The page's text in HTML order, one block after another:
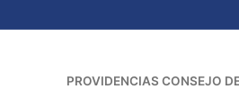
PROVIDENCIAS CONSEJO